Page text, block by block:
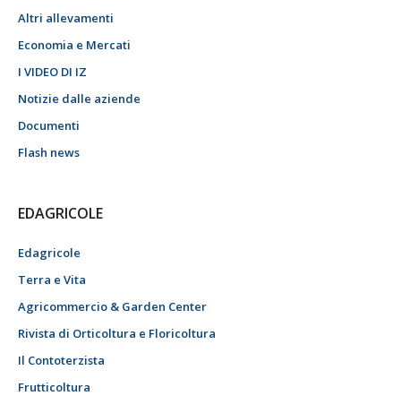
Altri allevamenti
Economia e Mercati
I VIDEO DI IZ
Notizie dalle aziende
Documenti
Flash news
EDAGRICOLE
Edagricole
Terra e Vita
Agricommercio & Garden Center
Rivista di Orticoltura e Floricoltura
Il Contoterzista
Frutticoltura